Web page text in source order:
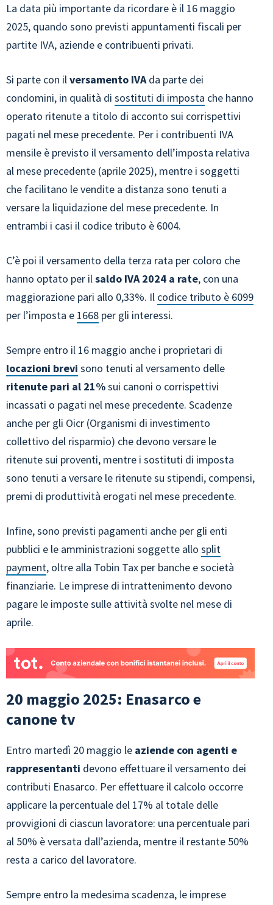
La data più importante da ricordare è il 16 maggio
2025, quando sono previsti appuntamenti fiscali per
partite IVA, aziende e contribuenti privati.
Si parte con ilversamento IVAda parte dei
condomini, in qualità di sostituti di imposta che hanno
operato ritenute a titolo di acconto sui corrispettivi
pagati nel mese precedente. Per i contribuenti IVA
mensile è previsto il versamento dell’imposta relativa
al mese precedente (aprile 2025), mentre i soggetti
che facilitano le vendite a distanza sono tenuti a
versare la liquidazione del mese precedente. In
entrambi i casi il codice tributo è 6004.
C’è poi il versamento della terza rata per coloro che
hanno optato per ilsaldo IVA 2024 a rate, con una
maggiorazione pari allo 0,33%. Il codice tributo è 6099
per l’imposta e 1668 per gli interessi.
Sempre entro il 16 maggio anche i proprietari di
locazioni brevi sono tenuti al versamento delle
ritenute pari al 21%sui canoni o corrispettivi
incassati o pagati nel mese precedente. Scadenze
anche per gli Oicr (Organismi di investimento
collettivo del risparmio) che devono versare le
ritenute sui proventi, mentre i sostituti di imposta
sono tenuti a versare le ritenute su stipendi, compensi,
premi di produttività erogati nel mese precedente.
Infine, sono previsti pagamenti anche per gli enti
pubblici e le amministrazioni soggette allo split
payment, oltre alla Tobin Tax per banche e società
finanziarie. Le imprese di intrattenimento devono
pagare le imposte sulle attività svolte nel mese di
aprile.
20 maggio 2025: Enasarco e
canone tv
Entro martedì 20 maggio le aziende con agenti e
rappresentanti devono effettuare il versamento dei
contributi Enasarco. Per effettuare il calcolo occorre
applicare la percentuale del 17% al totale delle
provvigioni di ciascun lavoratore: una percentuale pari
al 50% è versata dall’azienda, mentre il restante 50%
resta a carico del lavoratore.
Sempre entro la medesima scadenza, le imprese